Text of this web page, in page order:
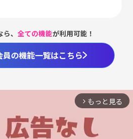
ら、全ての機能が利用可能！
員の機能一覧はこちら
arrow_forward_ios もっと見る